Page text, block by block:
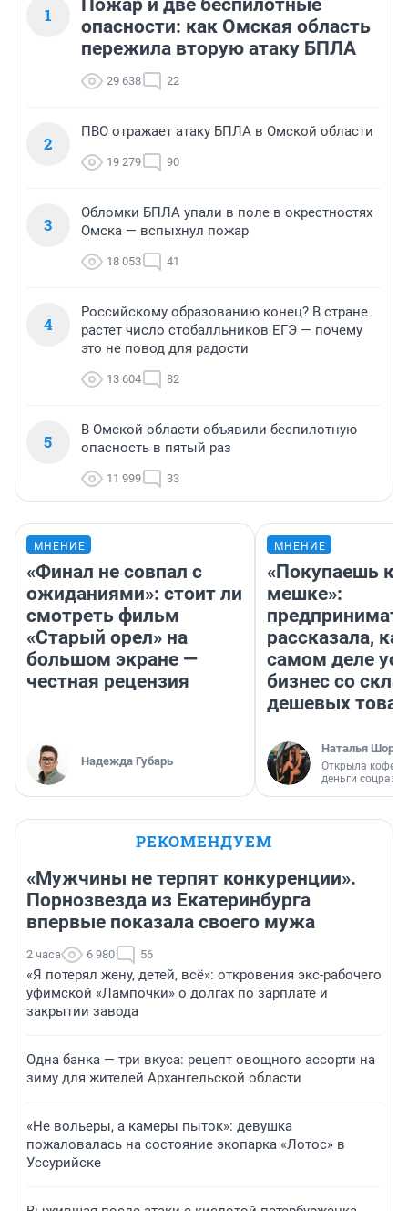
1
Пожар и две беспилотные
опасности: как Омская область
пережила вторую атаку БПЛА
29 638 22
2
ПВО отражает атаку БПЛА в Омской области
19 279 90
3
Обломки БПЛА упали в поле в окрестностях
Омска — вспыхнул пожар
18 053 41
4
Российскому образованию конец? В стране
растет число стобалльников ЕГЭ — почему
это не повод для радости
13 604 82
5
В Омской области объявили беспилотную
опасность в пятый раз
11 999 33
МНЕНИЕ
«Финал не совпал с
ожиданиями»: стоит ли
смотреть фильм
«Старый орел» на
большом экране —
честная рецензия
Надежда Губарь
МНЕНИЕ
«Покупаешь
мешке»:
рассказала,
самом деле
бизнес со
дешевых
Наталья
Открыла
деньги
РЕКОМЕНДУЕМ
«Мужчины не терпят конкуренции».
Порнозвезда из Екатеринбурга
впервые показала своего мужа
2 часа 6 980 56
«Я потерял жену, детей, всё»: откровения экс-рабочего
уфимской «Лампочки» о долгах по зарплате и
закрытии завода
Одна банка — три вкуса: рецепт овощного ассорти на
зиму для жителей Архангельской области
«Не вольеры, а камеры пыток»: девушка
пожаловалась на состояние экопарка «Лотос» в
Уссурийске